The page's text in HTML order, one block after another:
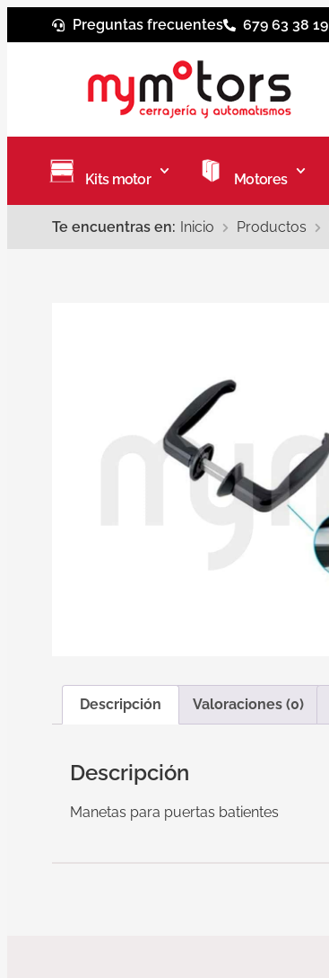
Preguntas frecuentes 679 63 38 19
Kits motor Motores
Te encuentras en: Inicio Productos
Descripción Valoraciones (0)
Descripción
Manetas para puertas batientes